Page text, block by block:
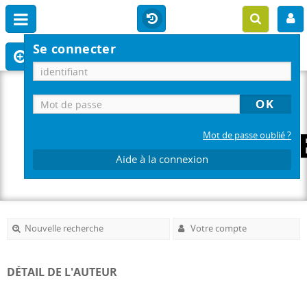
Se connecter
Mot de passe oublié ?
Aide à la connexion
Nouvelle recherche Votre compte
DÉTAIL DE L'AUTEUR